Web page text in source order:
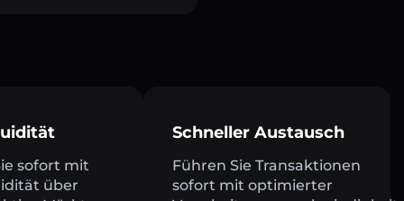
sofort mit
über
Schneller Austausch
Führen Sie Transaktionen
sofort mit optimierter